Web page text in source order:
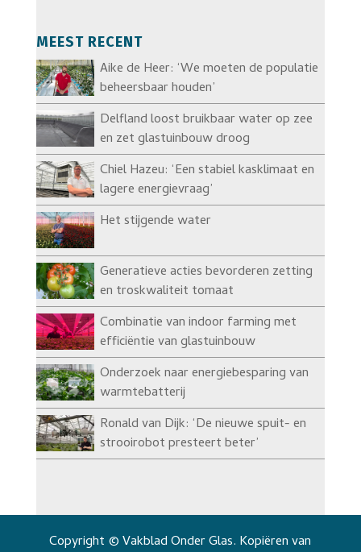
MEEST RECENT
Aike de Heer: ‘We moeten de populatie
beheersbaar houden’
Delfland loost bruikbaar water op zee
en zet glastuinbouw droog
Chiel Hazeu: ‘Een stabiel kasklimaat en
lagere energievraag’
Het stijgende water
Generatieve acties bevorderen zetting
en troskwaliteit tomaat
Combinatie van indoor farming met
efficiëntie van glastuinbouw
Onderzoek naar energiebesparing van
warmtebatterij
Ronald van Dijk: ‘De nieuwe spuit- en
strooirobot presteert beter’
Copyright © Vakblad Onder Glas. Kopiëren van